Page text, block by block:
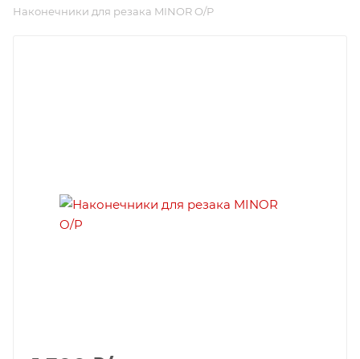
Наконечники для резака MINOR O/P